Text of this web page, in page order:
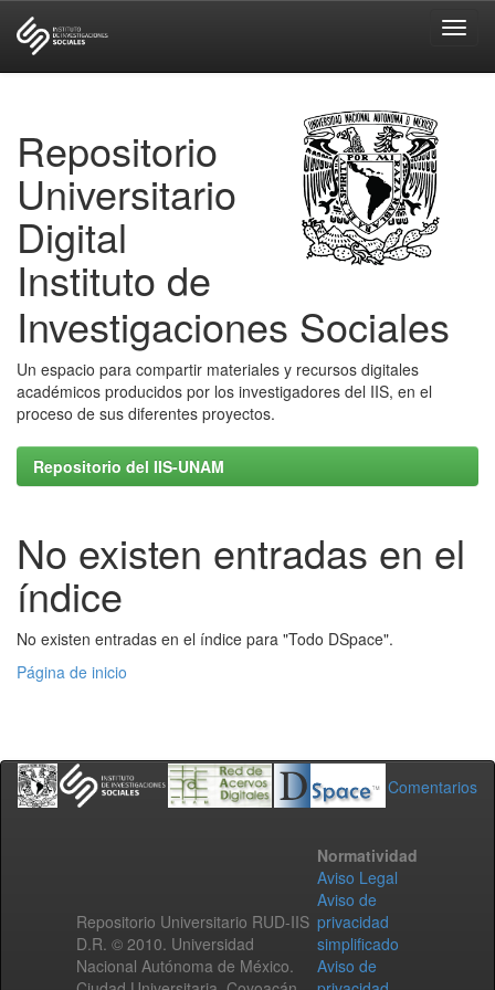
Repositorio
Universitario
Digital
Instituto de
Investigaciones Sociales
Un espacio para compartir materiales y recursos digitales
académicos producidos por los investigadores del IIS, en el
proceso de sus diferentes proyectos.
Repositorio del IIS-UNAM
No existen entradas en el
índice
No existen entradas en el índice para "Todo DSpace".
Página de inicio
Comentarios
Repositorio Universitario RUD-IIS
D.R. © 2010. Universidad
Nacional Autónoma de México.
Normatividad
Aviso Legal
Aviso de
privacidad
simplificado
Aviso de